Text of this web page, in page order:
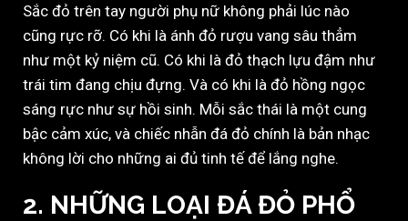
Sắc đỏ trên tay người phụ nữ không phải lúc nào
cũng rực rỡ. Có khi là ánh đỏ rượu vang sâu thẳm
như một kỷ niệm cũ. Có khi là đỏ thạch lựu đậm như
trái tim đang chịu đựng. Và có khi là đỏ hồng ngọc
sáng rực như sự hồi sinh. Mỗi sắc thái là một cung
bậc cảm xúc, và chiếc nhẫn đá đỏ chính là bản nhạc
không lời cho những ai đủ tinh tế để lắng nghe.
2. NHỮNG LOẠI ĐÁ ĐỎ PHỔ